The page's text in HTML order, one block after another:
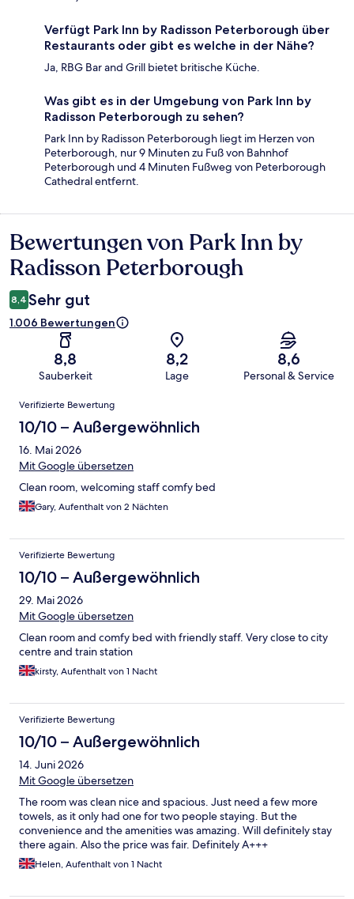
Verfügt Park Inn by Radisson Peterborough über
Restaurants oder gibt es welche in der Nähe?
Ja, RBG Bar and Grill bietet britische Küche.
Was gibt es in der Umgebung von Park Inn by
Radisson Peterborough zu sehen?
Park Inn by Radisson Peterborough liegt im Herzen von
Peterborough, nur 9 Minuten zu Fuß von Bahnhof
Peterborough und 4 Minuten Fußweg von Peterborough
Cathedral entfernt.
Bewertungen
Bewertungen von Park Inn by
Radisson Peterborough
8,4 Sehr gut
1.006 Bewertungen
8,8
Sauberkeit
8,2
Lage
8,6
Personal & Service
Bewertungen
Verifizierte Bewertung
10/10 – Außergewöhnlich
16. Mai 2026
Mit Google übersetzen
Clean room, welcoming staff comfy bed
Gary, Aufenthalt von 2 Nächten
Verifizierte Bewertung
10/10 – Außergewöhnlich
29. Mai 2026
Mit Google übersetzen
Clean room and comfy bed with friendly staff. Very close to city
centre and train station
kirsty, Aufenthalt von 1 Nacht
Verifizierte Bewertung
10/10 – Außergewöhnlich
14. Juni 2026
Mit Google übersetzen
The room was clean nice and spacious. Just need a few more
towels, as it only had one for two people staying. But the
convenience and the amenities was amazing. Will definitely stay
there again. Also the price was fair. Definitely A+++
Helen, Aufenthalt von 1 Nacht